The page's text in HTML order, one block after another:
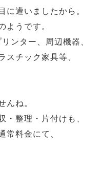
に遭いましたから。
うです。
ンター、周辺機器、
チック家具等、
ね。
整理・片付けも、
料金にて、